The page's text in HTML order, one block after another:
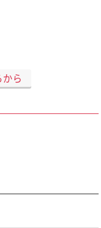
ら